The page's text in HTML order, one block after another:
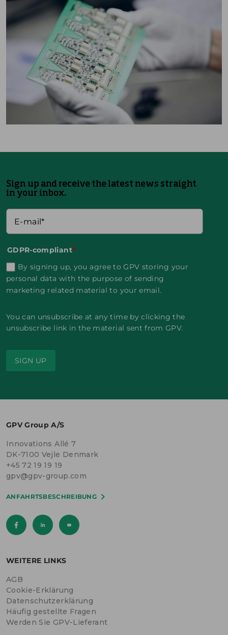
Sign up and receive the latest news straight
in your inbox.
GDPR-compliant*
By signing up, you agree to GPV storing your
personal data with the purpose of sending
marketing related material to your email.
You can unsubscribe at any time by clicking the
unsubscribe link in the material sent from GPV.
SIGN UP
GPV Group A/S
Innovations Allé 7
DK-7100 Vejle Denmark
+45 72 19 19 19
gpv@gpv-group.com
ANFAHRTSBESCHREIBUNG
WEITERE LINKS
AGB
Cookie-Erklärung
Datenschutzerklärung
Häufig gestellte Fragen
Werden Sie GPV-Lieferant